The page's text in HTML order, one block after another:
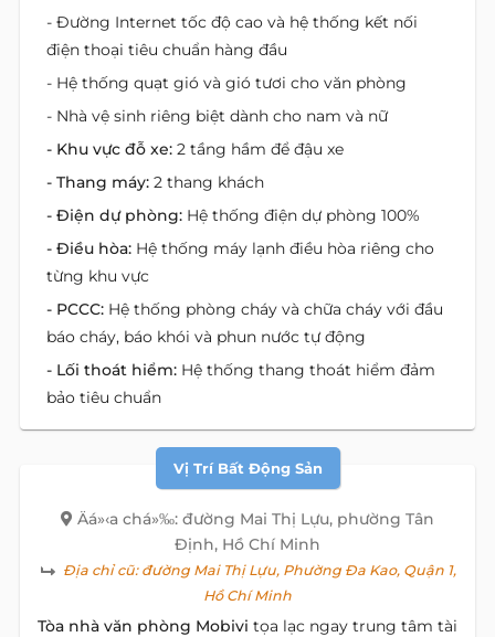
- Đường Internet tốc độ cao và hệ thống kết nối
điện thoại tiêu chuẩn hàng đầu
- Hệ thống quạt gió và gió tươi cho văn phòng
- Nhà vệ sinh riêng biệt dành cho nam và nữ
- Khu vực đỗ xe: 2 tầng hầm để đậu xe
- Thang máy: 2 thang khách
- Điện dự phòng: Hệ thống điện dự phòng 100%
- Điều hòa: Hệ thống máy lạnh điều hòa riêng cho
từng khu vực
- PCCC: Hệ thống phòng cháy và chữa cháy với đầu
báo cháy, báo khói và phun nước tự động
- Lối thoát hiểm: Hệ thống thang thoát hiểm đảm
bảo tiêu chuẩn
Vị Trí Bất Động Sản
Äá»‹a chá»‰: đường Mai Thị Lựu, phường Tân
Định, Hồ Chí Minh
Địa chỉ cũ:đường Mai Thị Lựu, Phường Đa Kao, Quận 1,
Hồ Chí Minh
Tòa nhà văn phòng Mobivi tọa lạc ngay trung tâm tài